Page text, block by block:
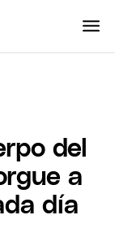
del
a
día